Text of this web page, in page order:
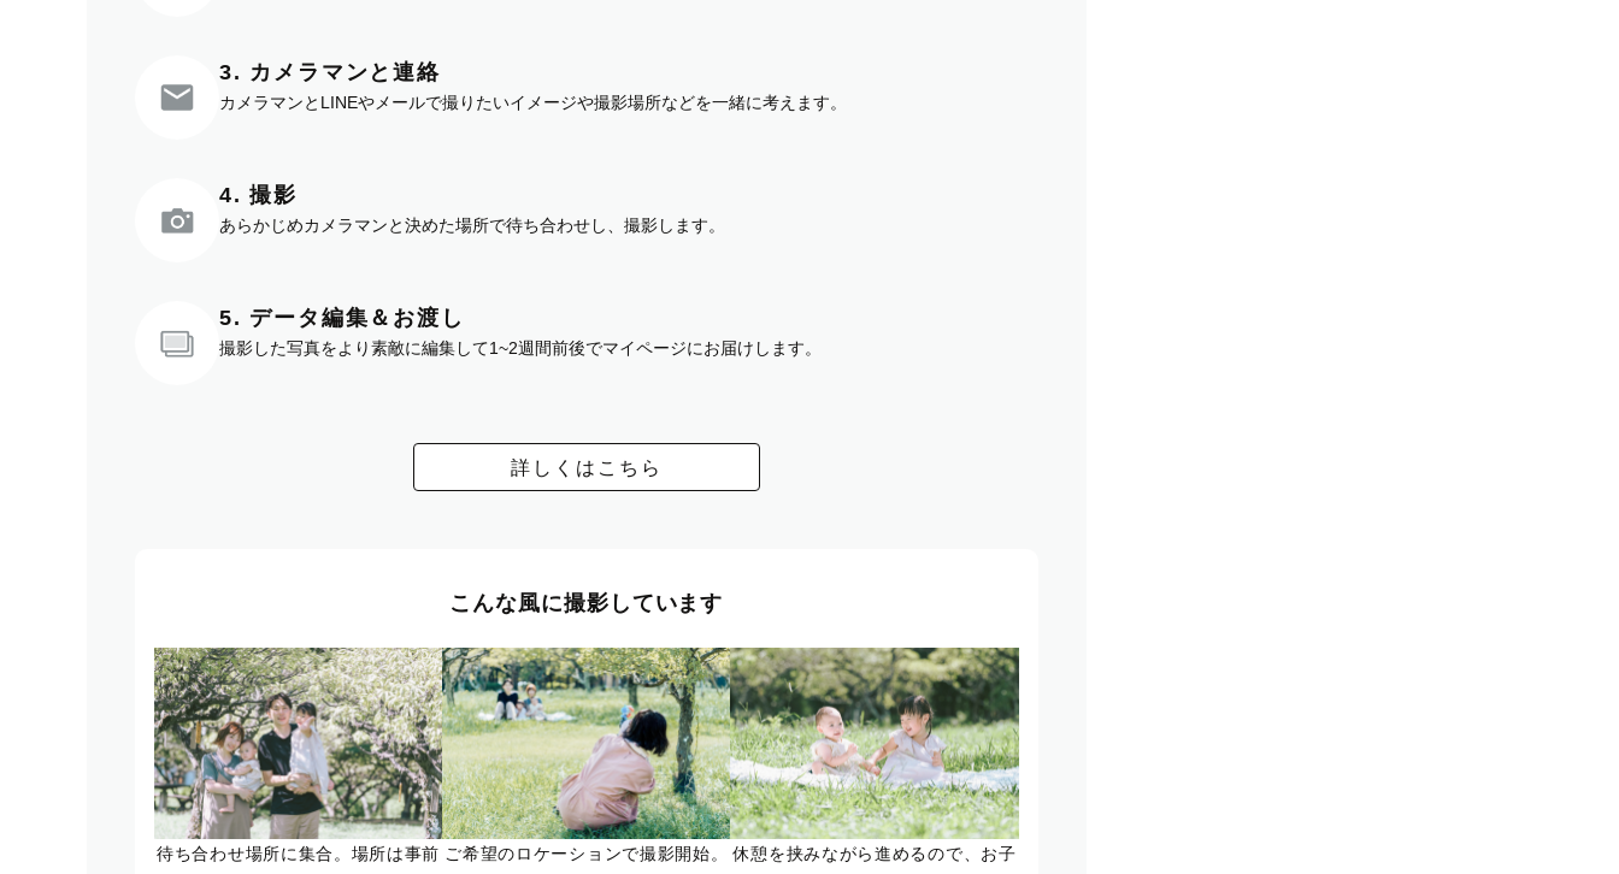
3. カメラマンと連絡
カメラマンとLINEやメールで撮りたいイメージや撮影場所などを一緒に考えます。
4. 撮影
あらかじめカメラマンと決めた場所で待ち合わせし、撮影します。
5. データ編集＆お渡し
撮影した写真をより素敵に編集して1~2週間前後でマイページにお届けします。
詳しくはこちら
こんな風に撮影しています
待ち合わせ場所に集合。場所は事前 ご希望のロケーションで撮影開始。
休憩を挟みながら進めるので、お子